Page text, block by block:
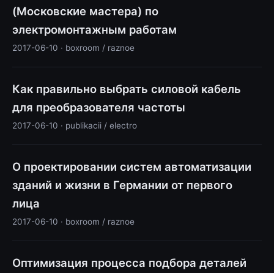
(Московские мастера) по
электромонтажным работам
2017-06-10 · boxroom / raznoe
Как правильно выбрать силовой кабель
для преобразователя частоты
2017-06-10 · publikacii / electro
О проектировании систем автоматизации
зданий и жизни в Германии от первого
лица
2017-06-10 · boxroom / raznoe
Оптимизация процесса подбора деталей